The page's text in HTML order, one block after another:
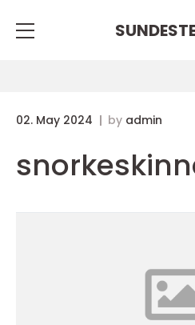
02. May 2024 by admin